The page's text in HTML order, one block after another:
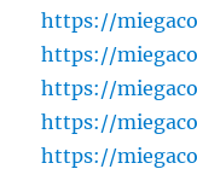
https://
https://
https://
https://
https://